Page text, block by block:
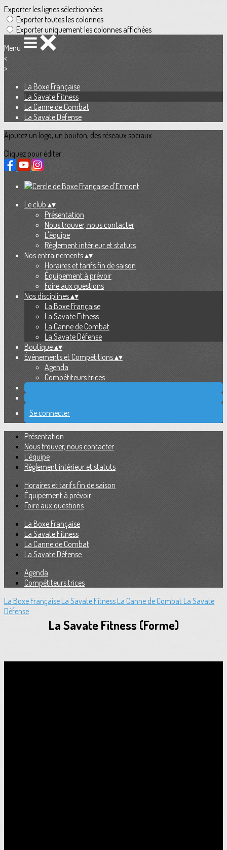
Exporter les lignes sélectionnées
Exporter toutes les colonnes
Exporter uniquement les colonnes affichées
Menu
<
>
La Boxe Française
La Savate Fitness
La Canne de Combat
La Savate Défense
Ajoutez un logo, un bouton, des réseaux sociaux
Cliquez pour éditer
Le club ▴▾
Présentation
Nous trouver, nous contacter
L'équipe
Règlement intérieur et statuts
Nos entrainements▴▾
Horaires et tarifs fin de saison
Équipement à prévoir
Foire aux questions
Nos disciplines▴▾
La Boxe Française
La Savate Fitness
La Canne de Combat
La Savate Défense
Boutique▴▾
Évènements et Compétitions▴▾
Agenda
Compétiteurs.trices
Se connecter
Présentation
Nous trouver, nous contacter
L'équipe
Règlement intérieur et statuts
Horaires et tarifs fin de saison
Équipement à prévoir
Foire aux questions
La Boxe Française
La Savate Fitness
La Canne de Combat
La Savate Défense
Agenda
Compétiteurs.trices
La Boxe Française La Savate Fitness La Canne de Combat La Savate
Défense
La Savate Fitness (Forme)